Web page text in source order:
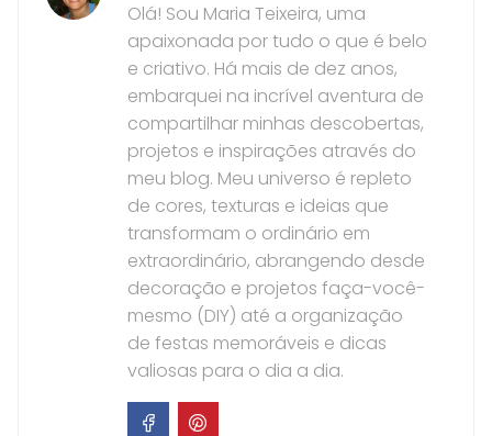
Olá! Sou Maria Teixeira, uma
apaixonada por tudo o que é belo
e criativo. Há mais de dez anos,
embarquei na incrível aventura de
compartilhar minhas descobertas,
projetos e inspirações através do
meu blog. Meu universo é repleto
de cores, texturas e ideias que
transformam o ordinário em
extraordinário, abrangendo desde
decoração e projetos faça-você-
mesmo (DIY) até a organização
de festas memoráveis e dicas
valiosas para o dia a dia.